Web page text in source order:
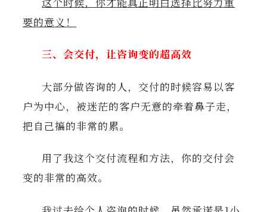
要的意义！
三、会交付，让咨询变的超高效
大部分做咨询的人，交付的时候容易以客
户为中心，被迷茫的客户无意的牵着鼻子走，
把自己搞的非常的累。
用了我这个交付流程和方法，你的交付会
变的非常的高效。